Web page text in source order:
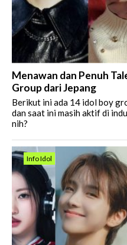
Menawan dan Penuh
Group dari Jepang
Berikut ini ada 14 idol boy
dan saat ini masih aktif di
nih?
Info Idol